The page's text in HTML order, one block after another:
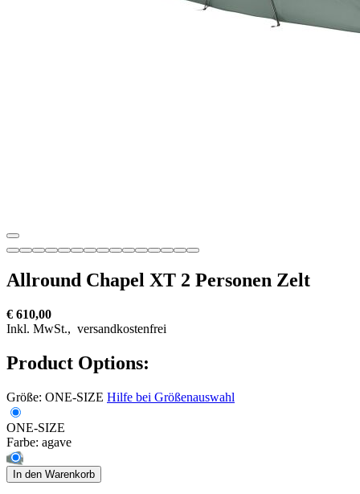
Allround Chapel XT 2 Personen Zelt
€ 610,00
Inkl. MwSt., versandkostenfrei
Product Options:
Größe: ONE-SIZE Hilfe bei Größenauswahl
ONE-SIZE
Farbe: agave
In den Warenkorb